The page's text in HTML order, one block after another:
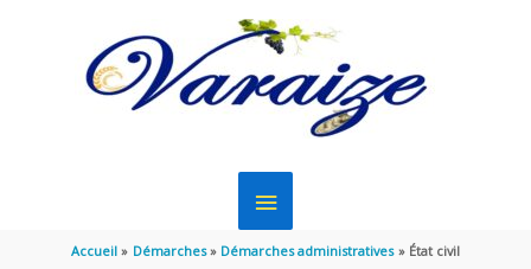
MENU
PRINCIPAL
Accueil Démarches Démarches administratives État civil